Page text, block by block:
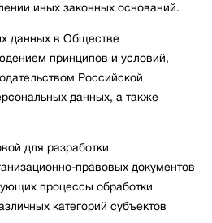
иных законных оснований.
данных в Обществе
принципов и условий,
Российской
данных, а также
для разработки
правовых документов
процессы обработки
категорий субъектов